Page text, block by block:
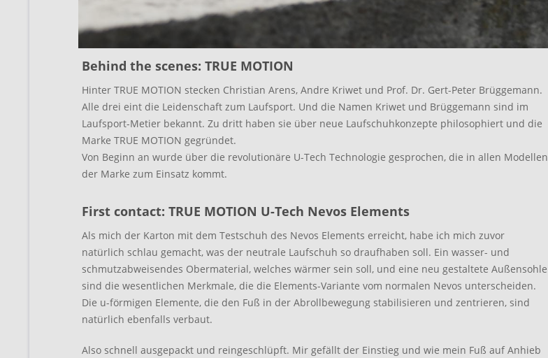
Behind the scenes: TRUE MOTION
Hinter TRUE MOTION stecken Christian Arens, Andre Kriwet und Prof. Dr. Gert-Peter Brüggemann.
Alle drei eint die Leidenschaft zum Laufsport. Und die Namen Kriwet und Brüggemann sind im
Laufsport-Metier bekannt. Zu dritt haben sie über neue Laufschuhkonzepte philosophiert und die
Marke TRUE MOTION gegründet.
Von Beginn an wurde über die revolutionäre U-Tech Technologie gesprochen, die in allen Modellen
der Marke zum Einsatz kommt.
First contact: TRUE MOTION U-Tech Nevos Elements
Als mich der Karton mit dem Testschuh des Nevos Elements erreicht, habe ich mich zuvor
natürlich schlau gemacht, was der neutrale Laufschuh so draufhaben soll. Ein wasser- und
schmutzabweisendes Obermaterial, welches wärmer sein soll, und eine neu gestaltete Außensohle
sind die wesentlichen Merkmale, die die Elements-Variante vom normalen Nevos unterscheiden.
Die u-förmigen Elemente, die den Fuß in der Abrollbewegung stabilisieren und zentrieren, sind
natürlich ebenfalls verbaut.
Also schnell ausgepackt und reingeschlüpft. Mir gefällt der Einstieg und wie mein Fuß auf Anhieb